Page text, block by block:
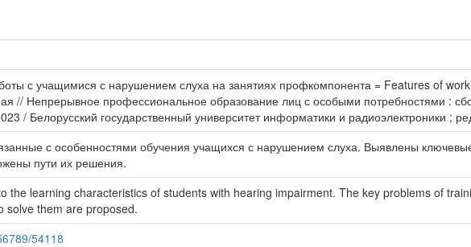
с учащимися с нарушением слуха на занятиях профкомпонента = Features of
// Непрерывное профессиональное образование лиц с особыми потребностями :
/ Белорусский государственный университет информатики и радиоэлектроники ;
с особенностями обучения учащихся с нарушением слуха. Выявлены
пути их решения.
the learning characteristics of students with hearing impairment. The key problems of
solve them are proposed.
54118